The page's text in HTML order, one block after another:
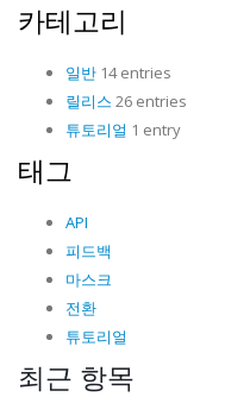
카테고리
일반 14 entries
릴리스 26 entries
튜토리얼 1 entry
태그
API
피드백
마스크
전환
튜토리얼
최근 항목